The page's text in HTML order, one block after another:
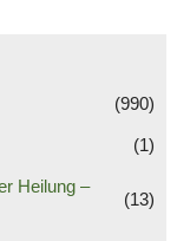
(990)
(1)
Heilung –
(13)